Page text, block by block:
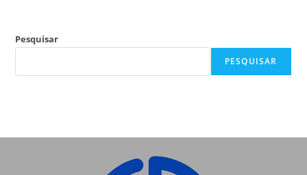
Pesquisar
PESQUISAR